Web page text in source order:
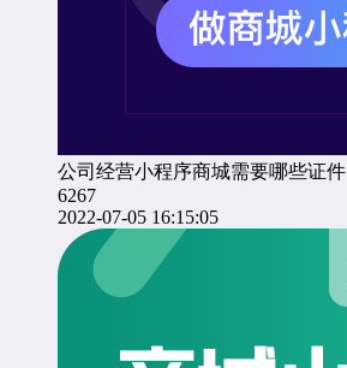
公司经营小程序商城需要哪些证件
6267
2022-07-05 16:15:05